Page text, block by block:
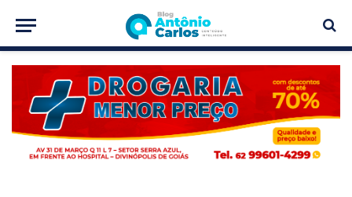
PUBLICIDADE